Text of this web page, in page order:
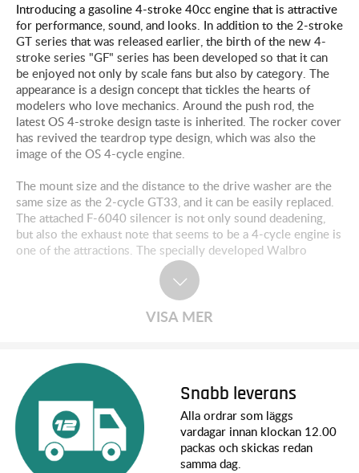
Introducing a gasoline 4-stroke 40cc engine that is attractive
for performance, sound, and looks. In addition to the 2-stroke
GT series that was released earlier, the birth of the new 4-
stroke series "GF" series has been developed so that it can
be enjoyed not only by scale fans but also by category. The
appearance is a design concept that tickles the hearts of
modelers who love mechanics. Around the push rod, the
latest OS 4-stroke design taste is inherited. The rocker cover
has revived the teardrop type design, which was also the
image of the OS 4-cycle engine.
The mount size and the distance to the drive washer are the
same size as the 2-cycle GT33, and it can be easily replaced.
The attached F-6040 silencer is not only sound deadening,
but also the exhaust note that seems to be a 4-cycle engine is
one of the attractions. The specially developed Walbro
carburetor has achieved quick response while emphasizing
easy-to-use performance. A 4-stroke power feel designed
exclusively for gasoline from scratch and a sound full of
realism. And excellent fuel efficiency. Please experience the
Displacement: 39.96cc
Stroke: 31.8mm
Practical RPM range: 1.800-9.000
Output: 3.75hp @ 9.000
Weight: 1.170g (engine) / 113g (silencer) / 95g (ignition)
VISA MER
Snabb leverans
Alla ordrar som läggs
vardagar innan klockan 12.00
packas och skickas redan
samma dag.